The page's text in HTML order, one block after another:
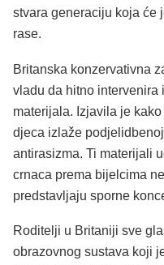
stvara generaciju koja će
rase.
Britanska konzervativna
vladu da hitno intervenira
materijala. Izjavila je
djeca izlaže
antirasizma. Ti materijali
crnaca prema bijelcima
predstavljaju sporne
Roditelji u Britaniji sve
obrazovnog sustava koji